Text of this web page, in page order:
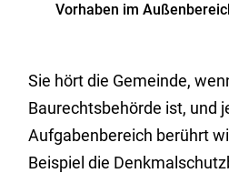
Vorhaben im
Sie hört die Gemeinde,
Baurechtsbehörde ist, und
Aufgabenbereich berührt
Beispiel die